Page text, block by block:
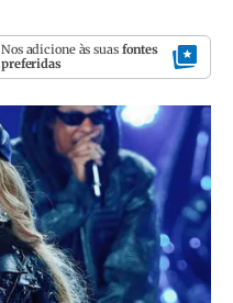
Nos adicione às suas fontes
preferidas